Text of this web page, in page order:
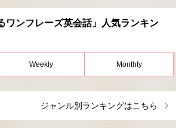
ワンフレーズ英会話」人気ランキン
Weekly Monthly
ジャンル別ランキングはこちら